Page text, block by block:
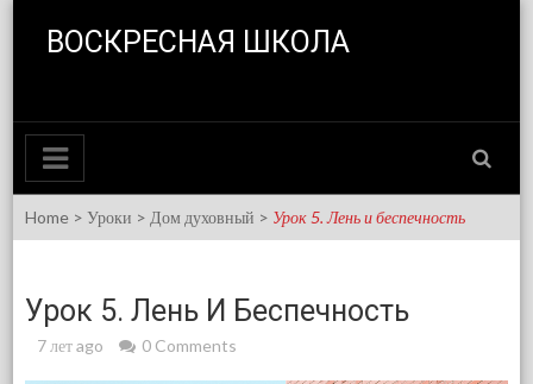
ВОСКРЕСНАЯ ШКОЛА
Home >Уроки > Дом духовный > Урок 5. Лень и беспечность
Урок 5. Лень И Беспечность
7 лет ago 0 Comments